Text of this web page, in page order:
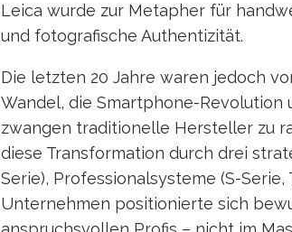
Leica wurde zur Metapher für
und fotografische Authentizität.
Die letzten 20 Jahre waren jedoch
Wandel, die Smartphone-Revolution
zwangen traditionelle Hersteller zu
diese Transformation durch drei
Serie), Professionalsysteme (S-
Unternehmen positionierte sich